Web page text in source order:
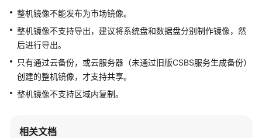
操
作
系
统
类
驱
装
整机镜像不能发布为市场镜像。
整机镜像不支持导出，建议将系统盘和数据盘分别制作镜像，然
后进行导出。
只有通过云备份，或云服务器（未通过旧版CSBS服务生成备份）
创建的整机镜像，才支持共享。
整机镜像不支持区域内复制。
相关文档